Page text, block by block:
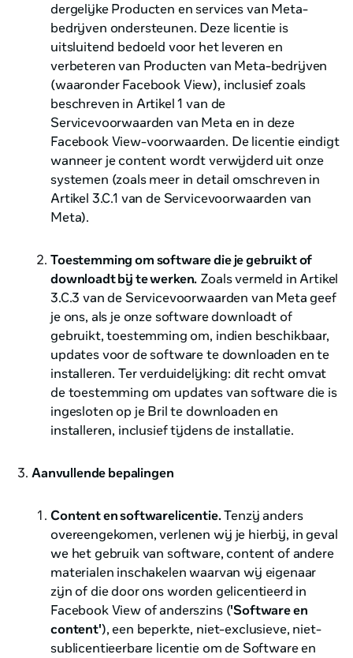
dergelijke Producten en services van Meta-
bedrijven ondersteunen. Deze licentie is
uitsluitend bedoeld voor het leveren en
verbeteren van Producten van Meta-bedrijven
(waaronder Facebook View), inclusief zoals
beschreven in Artikel 1 van de
Servicevoorwaarden van Meta en in deze
Facebook View-voorwaarden. De licentie eindigt
wanneer je content wordt verwijderd uit onze
systemen (zoals meer in detail omschreven in
Artikel 3.C.1 van de Servicevoorwaarden van
Meta).
Toestemming om software die je gebruikt of
downloadt bij te werken. Zoals vermeld in Artikel
3.C.3 van de Servicevoorwaarden van Meta geef
je ons, als je onze software downloadt of
gebruikt, toestemming om, indien beschikbaar,
updates voor de software te downloaden en te
installeren. Ter verduidelijking: dit recht omvat
de toestemming om updates van software die is
ingesloten op je Bril te downloaden en
installeren, inclusief tijdens de installatie.
Aanvullende bepalingen
Content en softwarelicentie.Tenzij anders
overeengekomen, verlenen wij je hierbij, in geval
we het gebruik van software, content of andere
materialen inschakelen waarvan wij eigenaar
zijn of die door ons worden gelicentieerd in
Facebook View of anderszins ('Software en
content'), een beperkte, niet-exclusieve, niet-
sublicentieerbare licentie om de Software en